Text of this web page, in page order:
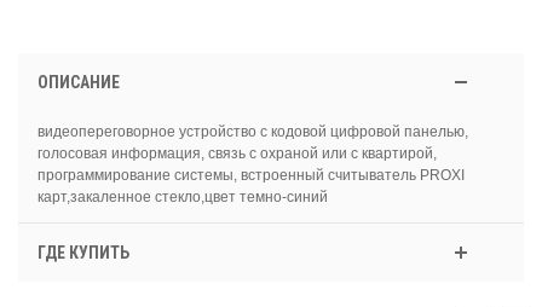
ОПИСАНИЕ
видеопереговорное устройство с кодовой цифровой панелью,
голосовая информация, связь с охраной или с квартирой,
программирование системы, встроенный считыватель PROXI
карт,закаленное стекло,цвет темно-синий
ГДЕ КУПИТЬ